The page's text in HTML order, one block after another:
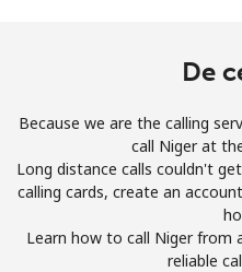
De
Because we are the calling
call Niger at
Long distance calls couldn't
calling cards, create an
Learn how to call Niger from
reliable